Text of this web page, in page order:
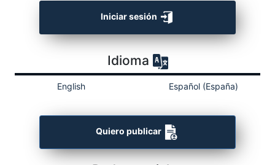
Iniciar sesión
Idioma
English Español (España)
Quiero publicar